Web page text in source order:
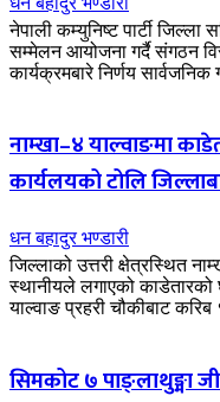
नेपाली कम्युनिष्ट पार्टी जिल्ला
सम्मेलन आयोजना गर्दै संगठन
कार्यक्रमबारे निर्णय
नाम्खा–४ याल्वाङमा
कार्यलयको टोलि
धन बहादुर भण्डारी
जिल्लाको उत्तरी क्षेत्रस्थित
स्थानीयले लगाएको
याल्वाङ प्रहरी चौकीबाट
सिमकोट ७ पाङ्लाथुङ्मा